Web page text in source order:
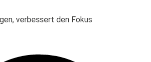
verbessert den Fokus